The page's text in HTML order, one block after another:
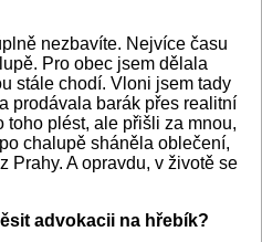
nezbavíte. Nejvíce času
Pro obec jsem dělala
stále chodí. Vloni jsem tady
prodávala barák přes realitní
toho plést, ale přišli za mnou,
chalupě sháněla oblečení,
Prahy. A opravdu, v životě se
advokacii na hřebík?